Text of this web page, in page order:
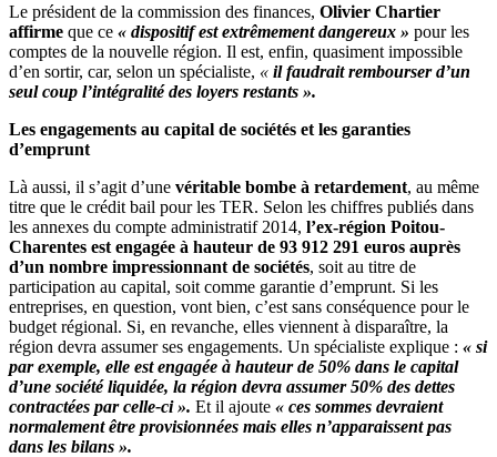
Le président de la commission des finances, Olivier Chartier
affirme que ce « dispositif est extrêmement dangereux » pour les
comptes de la nouvelle région. Il est, enfin, quasiment impossible
d’en sortir, car, selon un spécialiste, « il faudrait rembourser d’un
seul coup l’intégralité des loyers restants ».
Les engagements au capital de sociétés et les garanties
d’emprunt
Là aussi, il s’agit d’une véritable bombe à retardement, au même
titre que le crédit bail pour les TER. Selon les chiffres publiés dans
les annexes du compte administratif 2014, l’ex-région Poitou-
Charentes est engagée à hauteur de 93 912 291 euros auprès
d’un nombre impressionnant de sociétés, soit au titre de
participation au capital, soit comme garantie d’emprunt. Si les
entreprises, en question, vont bien, c’est sans conséquence pour le
budget régional. Si, en revanche, elles viennent à disparaître, la
région devra assumer ses engagements. Un spécialiste explique : « si
par exemple, elle est engagée à hauteur de 50% dans le capital
d’une société liquidée, la région devra assumer 50% des dettes
contractées par celle-ci ». Et il ajoute « ces sommes devraient
normalement être provisionnées mais elles n’apparaissent pas
dans les bilans ».